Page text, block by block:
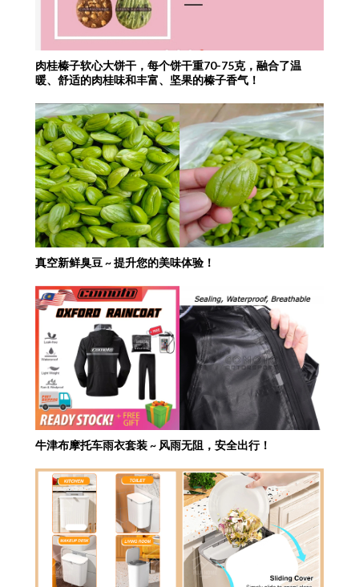
肉桂榛子软心大饼干，每个饼干重70-75克，融合了温
暖、舒适的肉桂味和丰富、坚果的榛子香气！
真空新鲜臭豆 ~ 提升您的美味体验！
牛津布摩托车雨衣套装 ~ 风雨无阻，安全出行！